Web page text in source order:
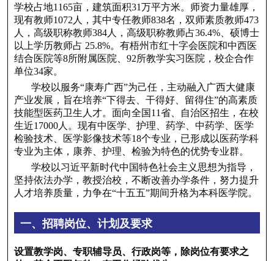
学校占地1165亩，建筑面积31万平方米。师资力量雄厚，
现有教师1072人，其中专任教师838名，双师素质教师473
人，高级职称教师384人，高级职称教师占36.4%、硕博士
以上学历教师占 25.8%。有梧州市红十字会医院和中西医
结合医院等8所附属医院、92所教学实习医院，校企合作
单位34家。
学校以服务“康寿广西”为己任，主动融入广西大健康
产业发展，旨在培养“下得去、干得好、留得住”的高素质
技能型医药卫生人才。面向全国11省、自治区招生，在校
生近17000人。现有中医学、护理、药学、中药学、医学
检验技术、医学影像技术等18个专业，已形成以医药学科
专业为主体，康养、护理、检验为特色的优势专业群。
学校以习近平新时代中国特色社会主义思想为指导，
坚持依法办学，教授治校，不断改善办学条件，努力提升
人才培养质量，力争在“十五五”期间升格为本科医学院。
一、招聘岗位、计划及要求
设置教学岗、专职辅导员、行政岗等，除岗位有要求之